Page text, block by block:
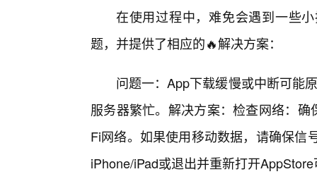
在使用过程中，难免会遇到一些
题，并提供了相应的🔥解决方案：
问题一：App下载缓慢或中断可能
服务器繁忙。解决方案：检查网络：
Fi网络。如果使用移动数据，请确保信
iPhone/iPad或退出并重新打开